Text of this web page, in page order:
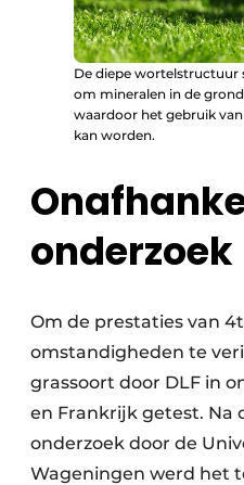
De diepe wortelstructuur
om mineralen in de
waardoor het gebruik
kan worden.
onderzoek
Om de prestaties van
omstandigheden te
grassoort door DLF in
en Frankrijk getest. Na
onderzoek door de
Wageningen werd het